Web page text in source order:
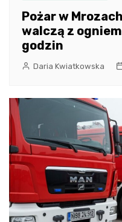
Pożar w
walczą z
godzin
Daria Kwiatkowska